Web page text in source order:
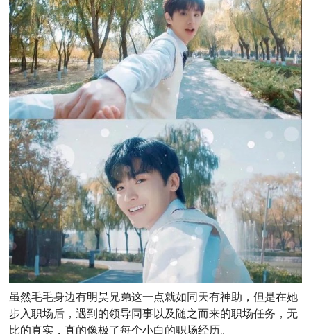
虽然毛毛身边有明昊兄弟这一点就如同天有神助，但是在她
步入职场后，遇到的领导同事以及随之而来的职场任务，无
比的真实，真的像极了每个小白的职场经历。